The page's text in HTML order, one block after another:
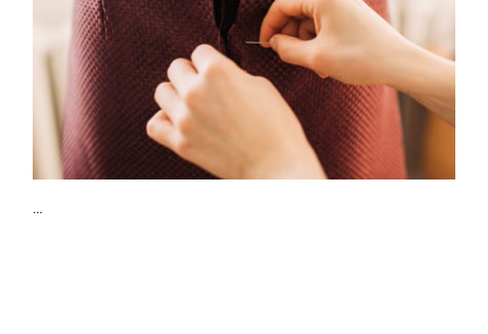
...